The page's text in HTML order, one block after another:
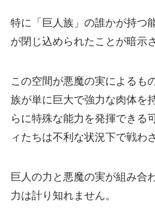
特に「巨人族」の誰かが持つ
が閉じ込められたことが暗示
この空間が悪魔の実によるも
族が単に巨大で強力な肉体を
らに特殊な能力を発揮できる
ィたちは不利な状況下で戦わ
巨人の力と悪魔の実が組み合
力は計り知れません。